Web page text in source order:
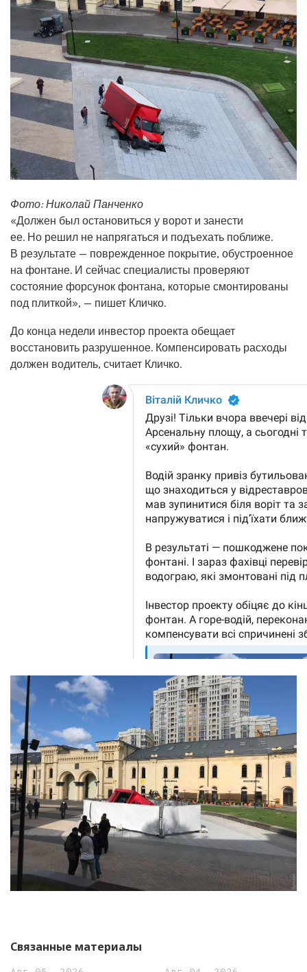
Фото: Николай Панченко
«Должен был остановиться у ворот и занести
ее. Но решил не напрягаться и подъехать поближе.
В результате — поврежденное покрытие, обустроенное
на фонтане. И сейчас специалисты проверяют
состояние форсунок фонтана, которые смонтированы
под плиткой», — пишет Кличко.
До конца недели инвестор проекта обещает
восстановить разрушенное. Компенсировать расходы
должен водитель, считает Кличко.
Связанные материалы